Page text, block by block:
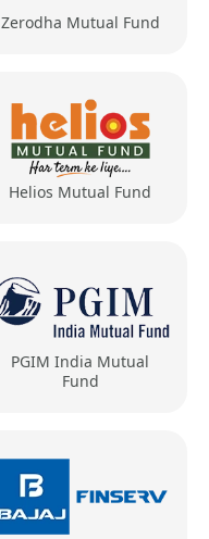
Zerodha Mutual Fund
Helios Mutual Fund
PGIM India Mutual
Fund